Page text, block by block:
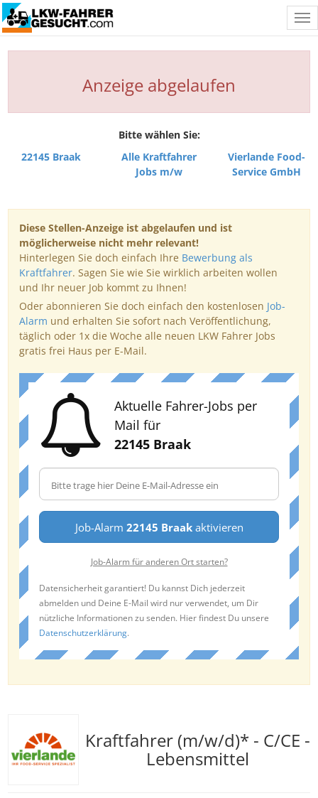
Anzeige abgelaufen
Bitte wählen Sie:
22145 Braak
Alle Kraftfahrer
Jobs m/w
Vierlande Food-
Service GmbH
Diese Stellen-Anzeige ist abgelaufen und ist
möglicherweise nicht mehr relevant!
Hinterlegen Sie doch einfach Ihre Bewerbung als
Kraftfahrer. Sagen Sie wie Sie wirklich arbeiten wollen
und Ihr neuer Job kommt zu Ihnen!
Oder abonnieren Sie doch einfach den kostenlosen Job-
Alarm und erhalten Sie sofort nach Veröffentlichung,
täglich oder 1x die Woche alle neuen LKW Fahrer Jobs
gratis frei Haus per E-Mail.
Aktuelle Fahrer-Jobs per
Mail für
22145 Braak
Job-Alarm 22145 Braakaktivieren
Job-Alarm für anderen Ort starten?
Datensicherheit garantiert! Du kannst Dich jederzeit
abmelden und Deine E-Mail wird nur verwendet, um Dir
nützliche Informationen zu senden. Hier findest Du unsere
Datenschutzerklärung.
Kraftfahrer (m/w/d)* - C/CE -
Lebensmittel